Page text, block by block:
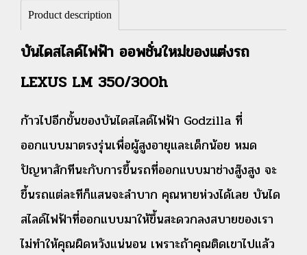
Product description
บันไดสไลด์ไฟฟ้า ออพชั่นใหม่ของแต่งรถ
LEXUS LM 350/300h
ก้าวไปอีกขั้นของบันไดสไลด์ไฟฟ้า Godzilla ที่
ออกแบบมาตรงรุ่นเพื่อผู้สูงอายุและเด็กน้อย หมด
ปัญหาสักทีนะกับการขึ้นรถที่ออกแบบมาช่างสู๊งสูง จะ
ขึ้นรถแต่ละทีก็แสนจะลำบาก คุณหายห่วงได้เลย บันได
สไลด์ไฟฟ้าที่ออกแบบมาให้ขึ้นสะดวกลงสบายของเรา
ไม่ทำให้คุณผิดหวังแน่นอน เพราะถ้าคุณติดเขาไปแล้ว